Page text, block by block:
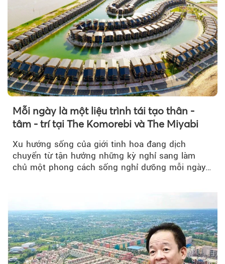
Mỗi ngày là một liệu trình tái tạo thân -
tâm - trí tại The Komorebi và The Miyabi
Xu hướng sống của giới tinh hoa đang dịch
chuyển từ tận hưởng những kỳ nghỉ sang làm
chủ một phong cách sống nghỉ dưỡng mỗi ngày…